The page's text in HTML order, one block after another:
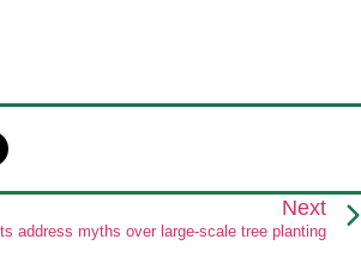
Next
address myths over large-scale tree planting